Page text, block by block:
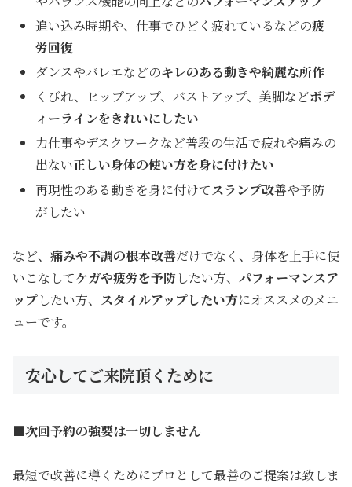
追い込み時期や、仕事でひどく疲れているなどの疲
労回復
ダンスやバレエなどのキレのある動きや綺麗な所作
くびれ、ヒップアップ、バストアップ、美脚などボデ
ィーラインをきれいにしたい
力仕事やデスクワークなど普段の生活で疲れや痛みの
出ない正しい身体の使い方を身に付けたい
再現性のある動きを身に付けてスランプ改善や予防
がしたい
など、 痛みや不調の根本改善だけでなく、身体を上手に使
いこなしてケガや疲労を予防 したい方、 パフォーマンスア
ップしたい方、 スタイルアップしたい方にオススメのメニ
ューです。
安心してご来院頂くために
■次回予約の強要は一切しません
最短で改善に導くためにプロとして最善のご提案は致しま